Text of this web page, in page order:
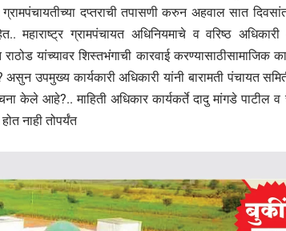
दप्तराची तपासणी करुन अहवाल सात
महाराष्ट्र ग्रामपंचायत अधिनियमाचे व वरिष्ठ अधिकारी
यांच्यावर शिस्तभंगाची कारवाई करण्यासाठीसामाजिक
उपमुख्य कार्यकारी अधिकारी यांनी बारामती पंचायत
केले आहे?.. माहिती अधिकार कार्यकर्ते दादु मांगडे पाटील व
नाही तोपर्यंत